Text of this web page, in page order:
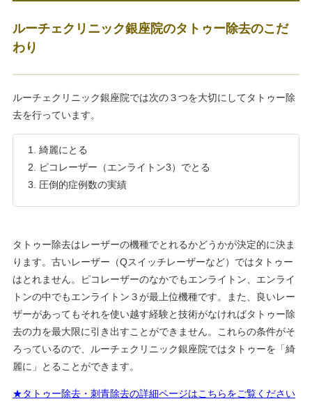
ルーチェクリニック銀座院のタトゥー除去のこだ
わり
ルーチェクリニック銀座院では次の３つを大切にしてタトゥー除
去を行っています。
綺麗にとる
ピコレーザー（エンライトン3）でとる
圧倒的症例数の実績
タトゥー除去はレーザーの機種でとれるかどうかが決定的に決ま
ります。古いレーザー（Qスイッチレーザーなど）ではタトゥー
はとれません。ピコレーザーのなかでもエンライトン、エンライ
トンの中でもエンライトン３が最上位機種です。また、良いレー
ザーがあってもそれを使い越す経験と技術がなければタトゥー除
去の力を最大限に引き出すことができません。これらの条件がそ
ろっているので、ルーチェクリニック銀座院ではタトゥーを「綺
麗に」とることができます。
★タトゥー除去・刺青除去の詳細ページはこちらをご覧ください